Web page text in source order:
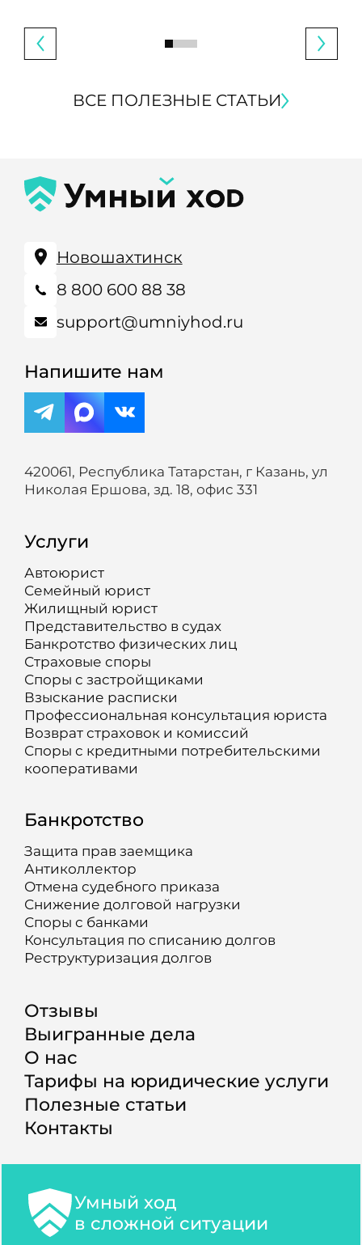
ВСЕ ПОЛЕЗНЫЕ СТАТЬИ
Новошахтинск
8 800 600 88 38
support@umniyhod.ru
Напишите нам
420061, Республика Татарстан, г Казань, ул
Николая Ершова, зд. 18, офис 331
Услуги
Автоюрист
Семейный юрист
Жилищный юрист
Представительство в судах
Банкротство физических лиц
Страховые споры
Споры с застройщиками
Взыскание расписки
Профессиональная консультация юриста
Возврат страховок и комиссий
Споры с кредитными потребительскими
кооперативами
Банкротство
Защита прав заемщика
Антиколлектор
Отмена судебного приказа
Снижение долговой нагрузки
Споры с банками
Консультация по списанию долгов
Реструктуризация долгов
Отзывы
Выигранные дела
О нас
Тарифы на юридические услуги
Полезные статьи
Контакты
Умный ход
в сложной ситуации